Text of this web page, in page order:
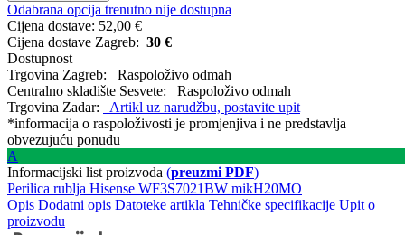
Odabrana opcija trenutno nije dostupna
Cijena dostave: 52,00 €
Cijena dostave Zagreb: 30 €
Dostupnost
Trgovina Zagreb:
Raspoloživo odmah
Centralno skladište Sesvete:
Raspoloživo odmah
Trgovina Zadar:
Artikl uz narudžbu, postavite upit
*informacija o raspoloživosti je promjenjiva i ne predstavlja
obvezujuću ponudu
A
Informacijski list proizvoda (preuzmi PDF)
Perilica rublja Hisense WF3S7021BW mikH20MO
Opis Dodatni opis Datoteke artikla Tehničke specifikacije Upit o
proizvodu